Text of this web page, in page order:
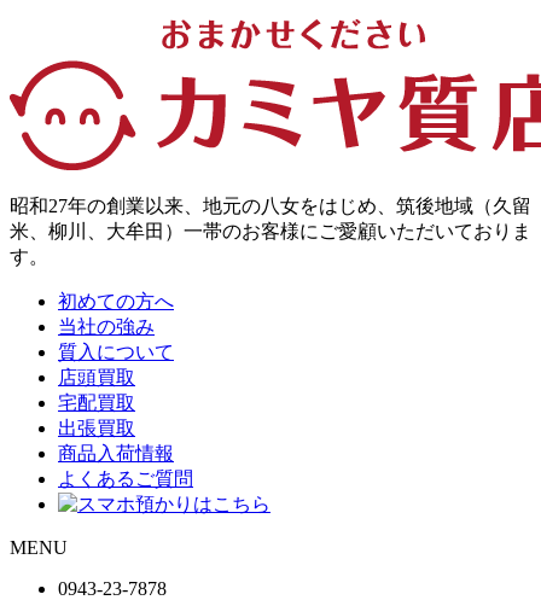
昭和27年の創業以来、地元の八女をはじめ、筑後地域（久留
米、柳川、大牟田）一帯のお客様にご愛顧いただいておりま
す。
初めての方へ
当社の強み
質入について
店頭買取
宅配買取
出張買取
商品入荷情報
よくあるご質問
MENU
0943-23-7878